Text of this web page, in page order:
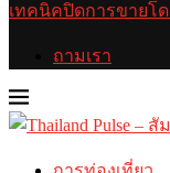
เทคนิคปิดการขายโ
ถามเรา